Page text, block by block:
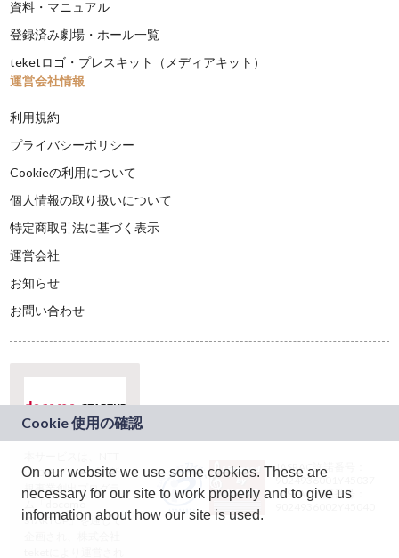
資料・マニュアル
登録済み劇場・ホール一覧
teketロゴ・プレスキット（メディアキット）
運営会社情報
利用規約
プライバシーポリシー
Cookieの利用について
個人情報の取り扱いについて
特定商取引法に基づく表示
運営会社
お知らせ
お問い合わせ
ドコモグループの新
規事業創出プログラ
ム「docomo
STARTUP」を通じて
JASRAC許諾番号：
9024936001Y45037
JASRAC許諾番号：
On our website we use some cookies. These are
necessary for our site to work properly and to give us
information about how our site is used.